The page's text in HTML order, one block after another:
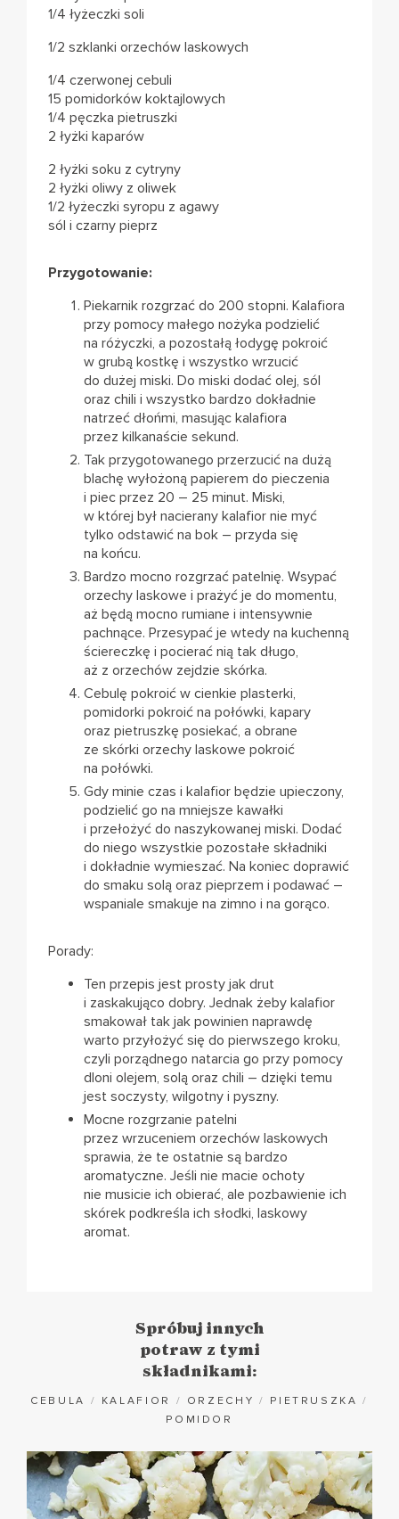
1/4 łyżeczki soli
1/2 szklanki orzechów laskowych
1/4 czerwonej cebuli
15 pomidorków koktajlowych
1/4 pęczka pietruszki
2 łyżki kaparów
2 łyżki soku z cytryny
2 łyżki oliwy z oliwek
1/2 łyżeczki syropu z agawy
sól i czarny pieprz
Przygotowanie:
Piekarnik rozgrzać do 200 stopni. Kalafiora
przy pomocy małego nożyka podzielić
na różyczki, a pozostałą łodygę pokroić
w grubą kostkę i wszystko wrzucić
do dużej miski. Do miski dodać olej, sól
oraz chili i wszystko bardzo dokładnie
natrzeć dłońmi, masując kalafiora
przez kilkanaście sekund.
Tak przygotowanego przerzucić na dużą
blachę wyłożoną papierem do pieczenia
i piec przez 20 – 25 minut. Miski,
w której był nacierany kalafior nie myć
tylko odstawić na bok – przyda się
na końcu.
Bardzo mocno rozgrzać patelnię. Wsypać
orzechy laskowe i prażyć je do momentu,
aż będą mocno rumiane i intensywnie
pachnące. Przesypać je wtedy na kuchenną
ściereczkę i pocierać nią tak długo,
aż z orzechów zejdzie skórka.
Cebulę pokroić w cienkie plasterki,
pomidorki pokroić na połówki, kapary
oraz pietruszkę posiekać, a obrane
ze skórki orzechy laskowe pokroić
na połówki.
Gdy minie czas i kalafior będzie upieczony,
podzielić go na mniejsze kawałki
i przełożyć do naszykowanej miski. Dodać
do niego wszystkie pozostałe składniki
i dokładnie wymieszać. Na koniec doprawić
do smaku solą oraz pieprzem i podawać –
wspaniale smakuje na zimno i na gorąco.
Porady:
Ten przepis jest prosty jak drut
i zaskakująco dobry. Jednak żeby kalafior
smakował tak jak powinien naprawdę
warto przyłożyć się do pierwszego kroku,
czyli porządnego natarcia go przy pomocy
dloni olejem, solą oraz chili – dzięki temu
jest soczysty, wilgotny i pyszny.
Mocne rozgrzanie patelni
przez wrzuceniem orzechów laskowych
sprawia, że te ostatnie są bardzo
aromatyczne. Jeśli nie macie ochoty
nie musicie ich obierać, ale pozbawienie ich
skórek podkreśla ich słodki, laskowy
aromat.
Spróbuj innych
potraw z tymi
składnikami:
CEBULA / KALAFIOR / ORZECHY / PIETRUSZKA /
POMIDOR